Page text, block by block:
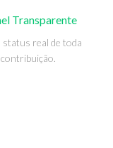
Transparente
status real de toda
contribuição.